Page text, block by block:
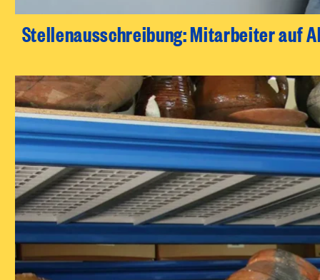
Stellenausschreibung: Mitarbeiter auf